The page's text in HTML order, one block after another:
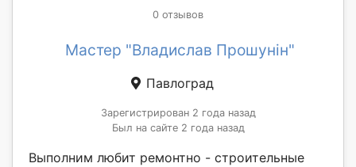
0 отзывов
Мастер "Владислав Прошунін"
Павлоград
Зарегистрирован 2 года назад
Был на сайте 2 года назад
Выполним любит ремонтно - строительные